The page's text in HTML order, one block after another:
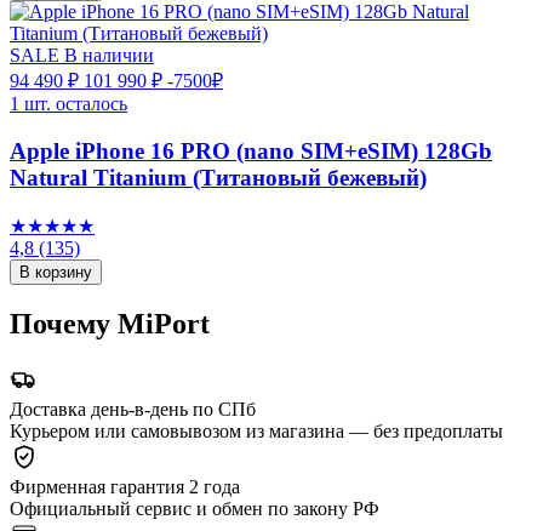
SALE В наличии
94 490 ₽ 101 990 ₽ -7500₽
1 шт. осталось
Apple iPhone 16 PRO (nano SIM+eSIM) 128Gb
Natural Titanium (Титановый бежевый)
★★★★★
4,8 (135)
В корзину
Почему MiPort
Доставка день-в-день по СПб
Курьером или самовывозом из магазина — без предоплаты
Фирменная гарантия 2 года
Официальный сервис и обмен по закону РФ